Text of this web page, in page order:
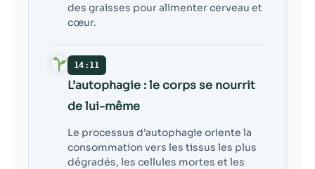
des graisses pour alimenter cerveau et
cœur.
14:11
L’autophagie : le corps se nourrit
de lui-même
Le processus d’autophagie oriente la
consommation vers les tissus les plus
dégradés, les cellules mortes et les